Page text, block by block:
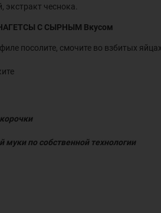
чеснока.
С СЫРНЫМ Вкусом
посолите, смочите во взбитых яйцах
муки по собственной технологии